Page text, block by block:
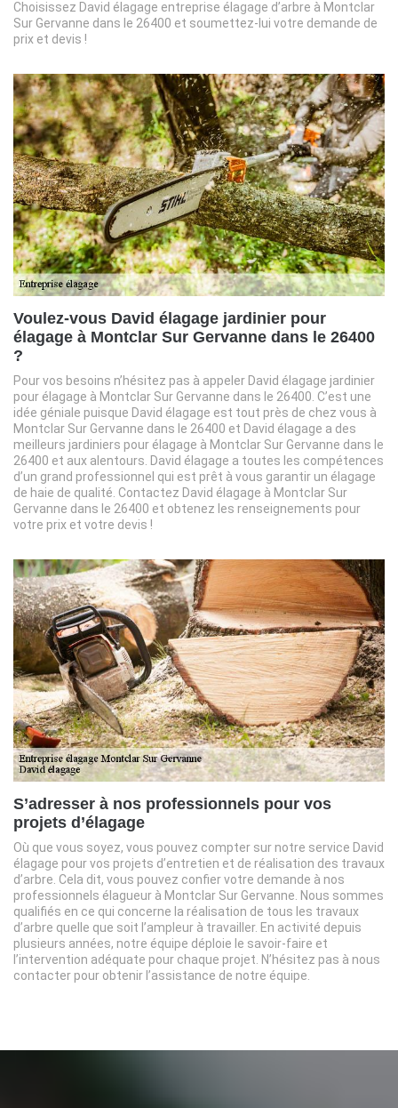
Choisissez David élagage entreprise élagage d’arbre à Montclar
Sur Gervanne dans le 26400 et soumettez-lui votre demande de
prix et devis !
Voulez-vous David élagage jardinier pour
élagage à Montclar Sur Gervanne dans le 26400
?
Pour vos besoins n’hésitez pas à appeler David élagage jardinier
pour élagage à Montclar Sur Gervanne dans le 26400. C’est une
idée géniale puisque David élagage est tout près de chez vous à
Montclar Sur Gervanne dans le 26400 et David élagage a des
meilleurs jardiniers pour élagage à Montclar Sur Gervanne dans le
26400 et aux alentours. David élagage a toutes les compétences
d’un grand professionnel qui est prêt à vous garantir un élagage
de haie de qualité. Contactez David élagage à Montclar Sur
Gervanne dans le 26400 et obtenez les renseignements pour
votre prix et votre devis !
S’adresser à nos professionnels pour vos
projets d’élagage
Où que vous soyez, vous pouvez compter sur notre service David
élagage pour vos projets d’entretien et de réalisation des travaux
d’arbre. Cela dit, vous pouvez confier votre demande à nos
professionnels élagueur à Montclar Sur Gervanne. Nous sommes
qualifiés en ce qui concerne la réalisation de tous les travaux
d’arbre quelle que soit l’ampleur à travailler. En activité depuis
plusieurs années, notre équipe déploie le savoir-faire et
l’intervention adéquate pour chaque projet. N’hésitez pas à nous
contacter pour obtenir l’assistance de notre équipe.